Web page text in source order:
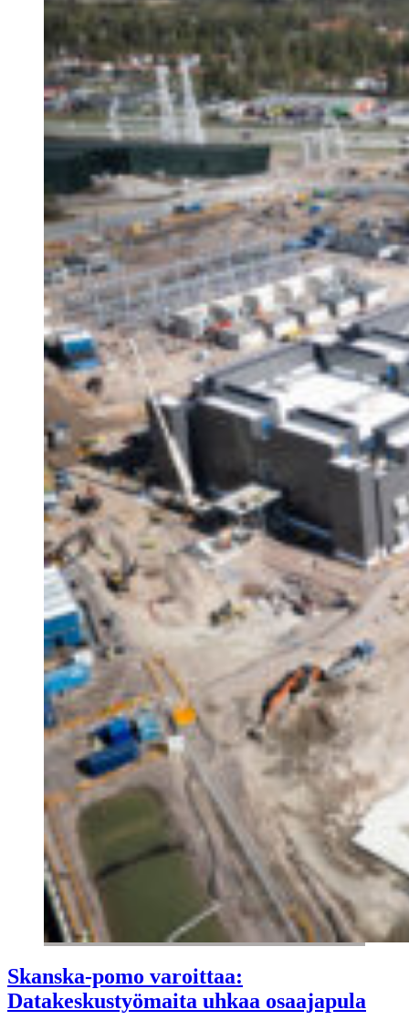
Skanska-pomo varoittaa:
Datakeskustyömaita uhkaa osaajapula